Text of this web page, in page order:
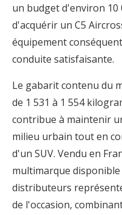
un budget d'environ 10
d'acquérir un C5
équipement
conduite satisfaisante.
Le gabarit contenu du
de 1 531 à 1 554
contribue à maintenir
milieu urbain tout en
d'un SUV. Vendu en
multimarque
distributeurs
de l'occasion,